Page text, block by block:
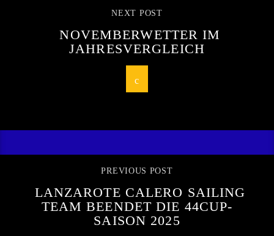
NEXT POST
NOVEMBERWETTER IM
JAHRESVERGLEICH
PREVIOUS POST
LANZAROTE CALERO SAILING
TEAM BEENDET DIE 44CUP-
SAISON 2025